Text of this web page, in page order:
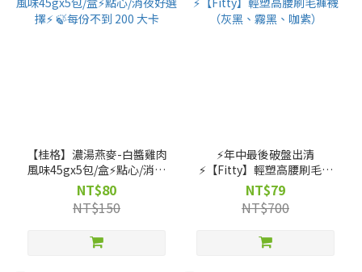
【桂格】濃湯燕麥-白醬雞肉
風味45gx5包/盒⚡點心/消夜
好選擇⚡ 🍃每份不到 200 大
卡
NT$80
NT$150
⚡️年中最後破盤出清
⚡️【Fitty】輕塑高腰刷毛褲
襪（灰黑、霧黑、咖紫）
NT$79
NT$700